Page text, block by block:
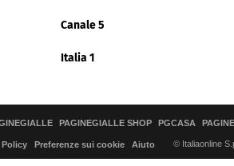
Canale 5
Italia 1
PAGINEGIALLE SHOP PGCASA
Preferenze sui cookie Aiuto © Italiaonline